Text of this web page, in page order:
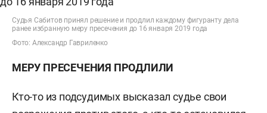
Судья Сабитов принял решение и продлил каждому фигуранту дела
ранее избранную меру пресечения до 16 января 2019 года
Фото: Александр Гавриленко
МЕРУ ПРЕСЕЧЕНИЯ ПРОДЛИЛИ
Кто-то из подсудимых высказал судье свои